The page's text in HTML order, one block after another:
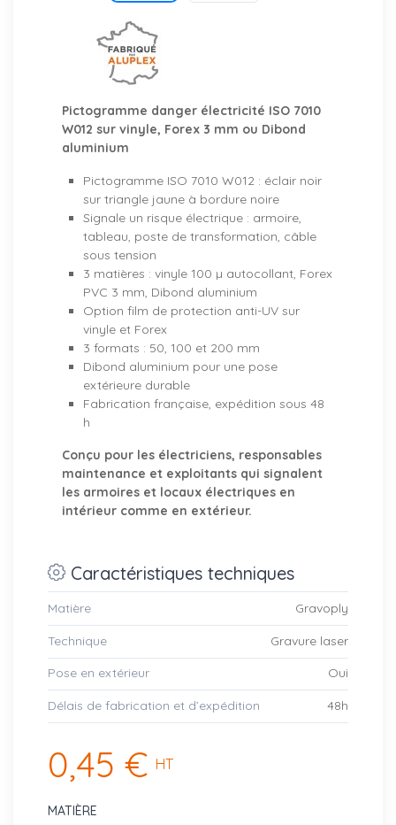
Pictogramme danger électricité ISO 7010
W012 sur vinyle, Forex 3 mm ou Dibond
aluminium
Pictogramme ISO 7010 W012 : éclair noir
sur triangle jaune à bordure noire
Signale un risque électrique : armoire,
tableau, poste de transformation, câble
sous tension
3 matières : vinyle 100 µ autocollant, Forex
PVC 3 mm, Dibond aluminium
Option film de protection anti-UV sur
vinyle et Forex
3 formats : 50, 100 et 200 mm
Dibond aluminium pour une pose
extérieure durable
Fabrication française, expédition sous 48
h
Conçu pour les électriciens, responsables
maintenance et exploitants qui signalent
les armoires et locaux électriques en
intérieur comme en extérieur.
Caractéristiques techniques
Matière Gravoply
Technique Gravure laser
Pose en extérieur Oui
Délais de fabrication et d’expédition 48h
0,45 € HT
MATIÈRE